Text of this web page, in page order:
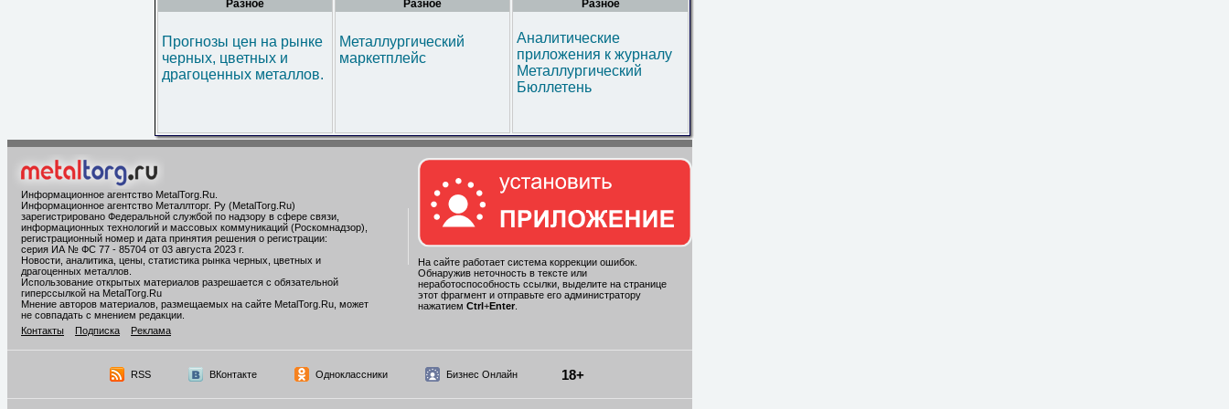
Разное
Прогнозы цен на рынке
черных, цветных и
драгоценных металлов.
Разное
Металлургический
маркетплейс
Разное
Аналитические
приложения к журналу
Металлургический
Бюллетень
Информационное агентство MetalTorg.Ru
Информационное агентство Металлторг. Ру (MetalTorg.Ru)
зарегистрировано Федеральной службой по надзору в сфере связи,
информационных технологий и массовых коммуникаций (Роскомнадзор),
регистрационный номер и дата принятия решения о регистрации:
серия ИА № ФС 77 - 85704 от 03 августа 2023 г.
Новости, аналитика, цены, статистика рынка черных, цветных и
драгоценных металлов.
Использование открытых материалов разрешается с обязательной
гиперссылкой на MetalTorg.Ru
Мнение авторов материалов, размещаемых на сайте MetalTorg.Ru, может
не совпадать с мнением редакции.
Контакты
Подписка Реклама
На сайте работает система коррекции ошибок.
Обнаружив неточность в тексте или
неработоспособность ссылки, выделите на странице
этот фрагмент и отправьте его администратору
нажатием Ctrl +Enter.
RSS ВКонтакте Одноклассники Бизнес Онлайн 18+